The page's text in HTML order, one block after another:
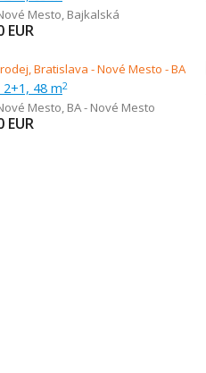
Mesto, Bajkalská
EUR
48 m2
Mesto, BA - Nové Mesto
EUR